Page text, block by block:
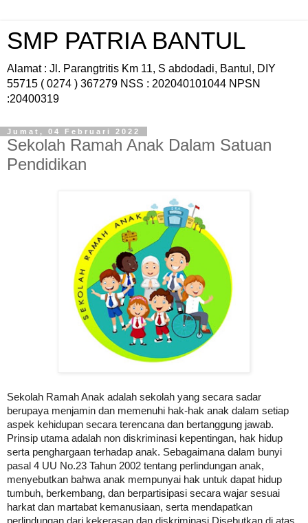
SMP PATRIA BANTUL
Alamat : Jl. Parangtritis Km 11, S abdodadi, Bantul, DIY
55715 ( 0274 ) 367279 NSS : 202040101044 NPSN
:20400319
Jumat, 04 Februari 2022
Sekolah Ramah Anak Dalam Satuan
Pendidikan
Sekolah Ramah Anak adalah sekolah yang secara sadar
berupaya menjamin dan memenuhi hak-hak anak dalam setiap
aspek kehidupan secara terencana dan bertanggung jawab.
Prinsip utama adalah non diskriminasi kepentingan, hak hidup
serta penghargaan terhadap anak. Sebagaimana dalam bunyi
pasal 4 UU No.23 Tahun 2002 tentang perlindungan anak,
menyebutkan bahwa anak mempunyai hak untuk dapat hidup
tumbuh, berkembang, dan berpartisipasi secara wajar sesuai
harkat dan martabat kemanusiaan, serta mendapatkan
perlindungan dari kekerasan dan diskriminasi.Disebutkan di atas